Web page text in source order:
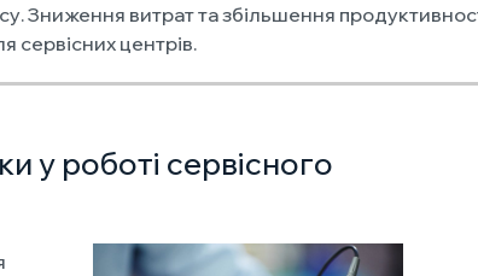
Зниження витрат та збільшення
сервісних центрів.
у роботі сервісного